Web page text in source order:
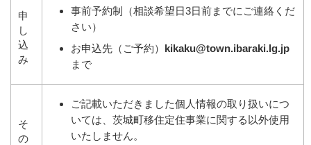
申
し
込
み
事前予約制（相談希望日3日前までにご連絡くだ
さい）
お申込先（ご予約） kikaku@town.ibaraki.lg.jp
まで
そ
の
ご記載いただきました個人情報の取り扱いにつ
いては、茨城町移住定住事業に関する以外使用
いたしません。